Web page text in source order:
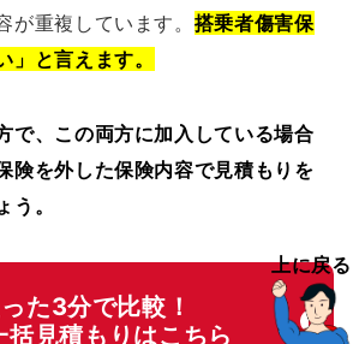
が重複しています。 搭乗者傷害保
」と言えます。
で、この両方に加入している場合
険を外した保険内容で見積もりを
う。
た3分で比較！
括見積もりはこちら
上に戻る